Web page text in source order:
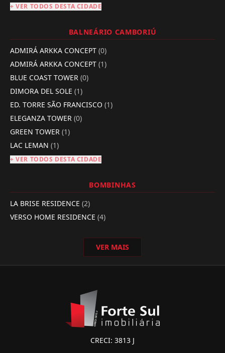
+ VER TODOS DESTA CIDADE
BALNEÁRIO CAMBORIÚ
ADMIRÁ ARKKA CONCEPT (0)
ADMIRÁ ARKKA CONCEPT (1)
BLUE COAST TOWER (0)
DIMORA DEL SOLE (1)
ED. TORRE SÃO FRANCISCO (1)
ELEGANZA TOWER (0)
GREEN TOWER (1)
LAC LEMAN (1)
+ VER TODOS DESTA CIDADE
BOMBINHAS
LA BRISE RESIDENCE (2)
VERSO HOME RESIDENCE (4)
VER MAIS
CRECI: 3813 J